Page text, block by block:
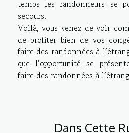
temps les randonneurs se
secours.
Voilà, vous venez de voir
de profiter bien de vos
faire des randonnées à
que l’opportunité se
faire des randonnées à
Dans Cette